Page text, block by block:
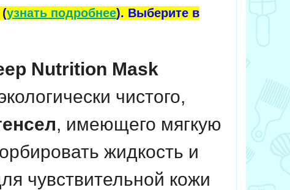
(узнать подробнее). Выберите в
Nutrition Mask
чистого,
, имеющего мягкую
жидкость и
чувствительной кожи